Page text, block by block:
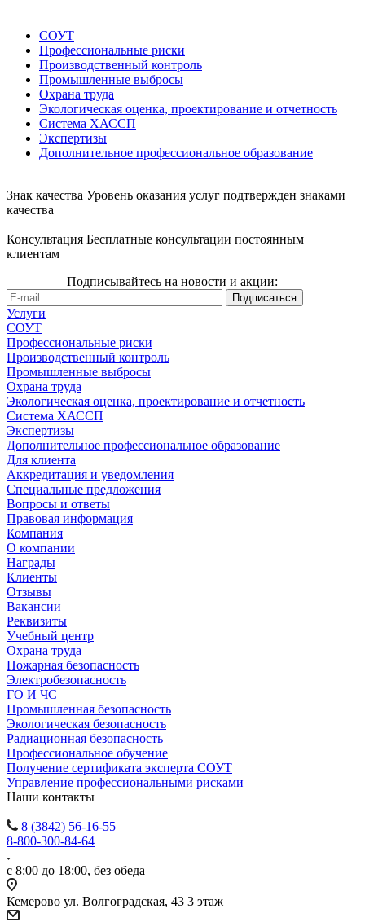
СОУТ
Профессиональные риски
Производственный контроль
Промышленные выбросы
Охрана труда
Экологическая оценка, проектирование и отчетность
Система ХАССП
Экспертизы
Дополнительное профессиональное образование
Знак качества Уровень оказания услуг подтвержден знаками
качества
Консультация Бесплатные консультации постоянным
клиентам
Подписывайтесь на новости и акции:
Услуги
СОУТ
Профессиональные риски
Производственный контроль
Промышленные выбросы
Охрана труда
Экологическая оценка, проектирование и отчетность
Система ХАССП
Экспертизы
Дополнительное профессиональное образование
Для клиента
Аккредитация и уведомления
Специальные предложения
Вопросы и ответы
Правовая информация
Компания
О компании
Награды
Клиенты
Отзывы
Вакансии
Реквизиты
Учебный центр
Охрана труда
Пожарная безопасность
Электробезопасность
ГО И ЧС
Промышленная безопасность
Экологическая безопасность
Радиационная безопасность
Профессиональное обучение
Получение сертификата эксперта СОУТ
Управление профессиональными рисками
Наши контакты
8 (3842) 56-16-55
8-800-300-84-64
с 8:00 до 18:00, без обеда
Кемерово ул. Волгоградская, 43 3 этаж